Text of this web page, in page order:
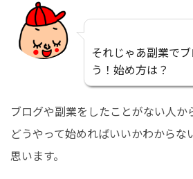
それじゃあ副業で
う！始め方は？
ブログや副業をしたことがない人か
どうやって始めればいいかわからな
思います。